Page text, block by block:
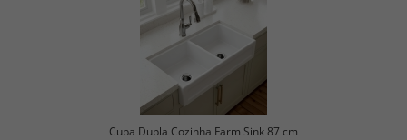
Cuba Dupla Cozinha Farm Sink 87 cm